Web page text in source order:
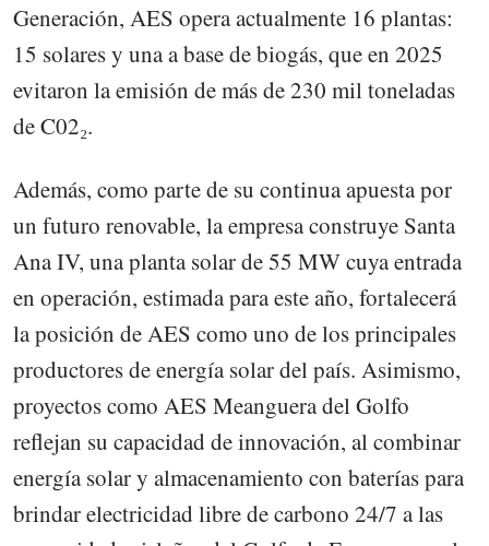
Generación, AES opera actualmente 16 plantas:
15 solares y una a base de biogás, que en 2025
evitaron la emisión de más de 230 mil toneladas
de C02₂.
Además, como parte de su continua apuesta por
un futuro renovable, la empresa construye Santa
Ana IV, una planta solar de 55 MW cuya entrada
en operación, estimada para este año, fortalecerá
la posición de AES como uno de los principales
productores de energía solar del país. Asimismo,
proyectos como AES Meanguera del Golfo
reflejan su capacidad de innovación, al combinar
energía solar y almacenamiento con baterías para
brindar electricidad libre de carbono 24/7 a las